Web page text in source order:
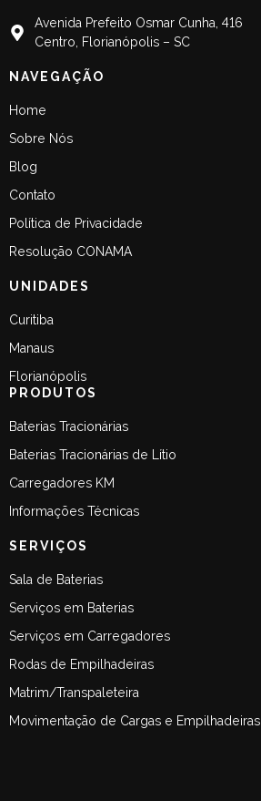
Avenida Prefeito Osmar Cunha, 416
Centro, Florianópolis – SC
NAVEGAÇÃO
Home
Sobre Nós
Blog
Contato
Política de Privacidade
Resolução CONAMA
UNIDADES
Curitiba
Manaus
Florianópolis
PRODUTOS
Baterias Tracionárias
Baterias Tracionárias de Lítio
Carregadores KM
Informações Técnicas
SERVIÇOS
Sala de Baterias
Serviços em Baterias
Serviços em Carregadores
Rodas de Empilhadeiras
Matrim/Transpaleteira
Movimentação de Cargas e Empilhadeiras